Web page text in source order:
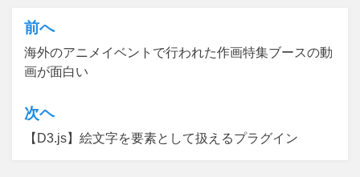
投
稿
ナ
ビ
ゲ
前へ
海外のアニメイベントで行われた作画特集ブースの動
画が面白い
次ヘ
【D3.js】絵文字を要素として扱えるプラグイン